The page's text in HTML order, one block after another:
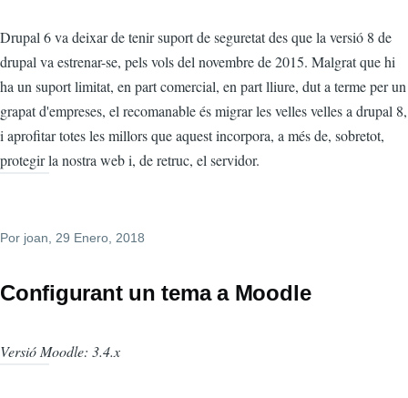
Drupal 6 va deixar de tenir suport de seguretat des que la versió 8 de
drupal va estrenar-se, pels vols del novembre de 2015. Malgrat que hi
ha un suport limitat, en part comercial, en part lliure, dut a terme per un
grapat d'empreses, el recomanable és migrar les velles velles a drupal 8,
i aprofitar totes les millors que aquest incorpora, a més de, sobretot,
protegir la nostra web i, de retruc, el servidor.
Por joan , 29 Enero, 2018
Configurant un tema a Moodle
Versió Moodle: 3.4.x